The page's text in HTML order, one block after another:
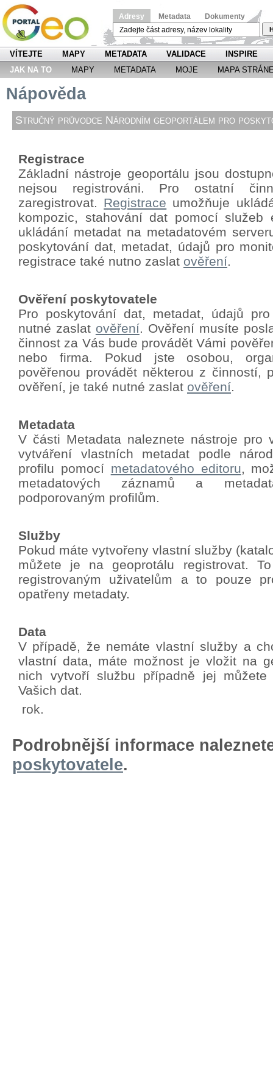
Adresy Metadata Dokumenty
VÍTEJTE MAPY METADATA VALIDACE
INSPIRE
JAK NA TO
MAPY METADATA MOJE MAPA
Nápověda
Stručný průvodce Národním geoportálem pro
Registrace
Základní nástroje geoportálu jsou
nejsou registrováni. Pro ostatní
zaregistrovat. Registrace umožňuje
kompozic, stahování dat pomocíslužeb
ukládání metadat na metadatovém
poskytování dat, metadat, údajů pro
registrace také nutno zaslat ověření.
Ověření poskytovatele
Pro poskytování dat, metadat, údajů
nutné zaslat ověření. Ověření musíte
činnost za Vás bude provádět Vámi
nebo firma. Pokud jste osobou,
pověřenou provádět některou z činností,
ověření, je také nutné zaslat ověření.
Metadata
V části Metadata naleznete nástroje pro
vytváření vlastních metadat podle
profilu pomocí metadatového editoru,
metadatových záznamů a
podporovaným profilům.
Služby
Pokud máte vytvořeny vlastní služby
můžete je na geoprotálu registrovat.
registrovaným uživatelům a to pouze
opatřeny metadaty.
Data
V případě, že nemáte vlastní služby a
vlastní data, máte možnost je vložit na
nich vytvoří službu případně jej
Vašich dat.
rok.
Podrobnější informace
poskytovatele.